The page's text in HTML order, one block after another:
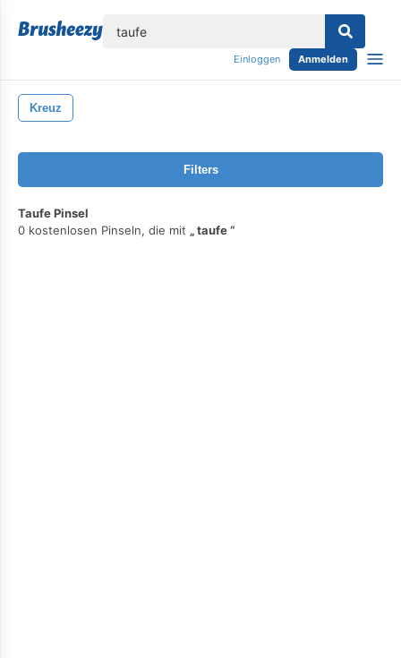
Einloggen Anmelden
Kreuz
Filters
Taufe Pinsel
0 kostenlosen Pinseln, die mit
taufe